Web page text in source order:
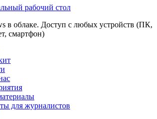
рабочий стол
в облаке. Доступ с любых устройств (ПК,
смартфон)
для журналистов